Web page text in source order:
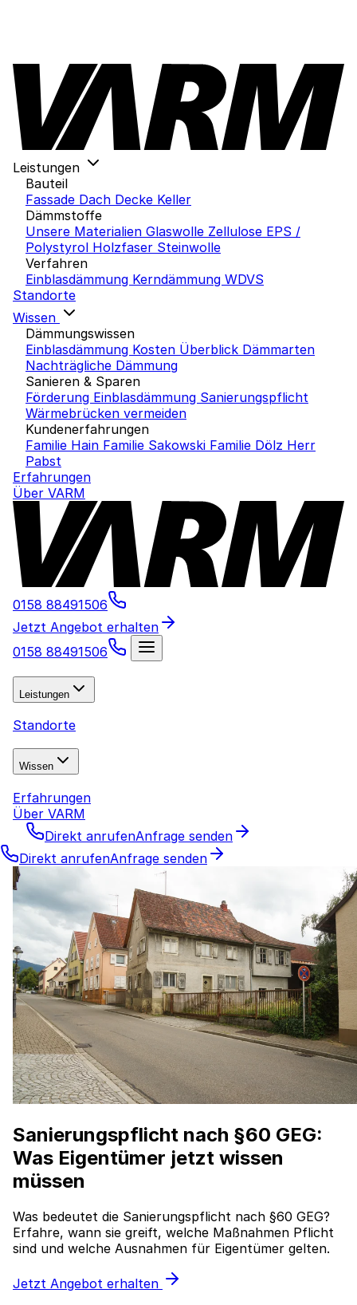
Leistungen
Bauteil
Fassade Dach Decke Keller
Dämmstoffe
Unsere Materialien Glaswolle Zellulose EPS /
Polystyrol Holzfaser Steinwolle
Verfahren
Einblasdämmung Kerndämmung WDVS
Standorte
Wissen
Dämmungswissen
Einblasdämmung Kosten Überblick Dämmarten
Nachträgliche Dämmung
Sanieren & Sparen
Förderung Einblasdämmung Sanierungspflicht
Wärmebrücken vermeiden
Kundenerfahrungen
Familie Hain Familie Sakowski Familie Dölz Herr
Pabst
Erfahrungen
Über VARM
0158 88491506
Jetzt Angebot erhalten
0158 88491506
Leistungen
Standorte
Wissen
Erfahrungen
Über VARM
Direkt anrufenAnfrage senden
Direkt anrufenAnfrage senden
Sanierungspflicht nach §60 GEG:
Was Eigentümer jetzt wissen
müssen
Was bedeutet die Sanierungspflicht nach §60 GEG?
Erfahre, wann sie greift, welche Maßnahmen Pflicht
sind und welche Ausnahmen für Eigentümer gelten.
Jetzt Angebot erhalten